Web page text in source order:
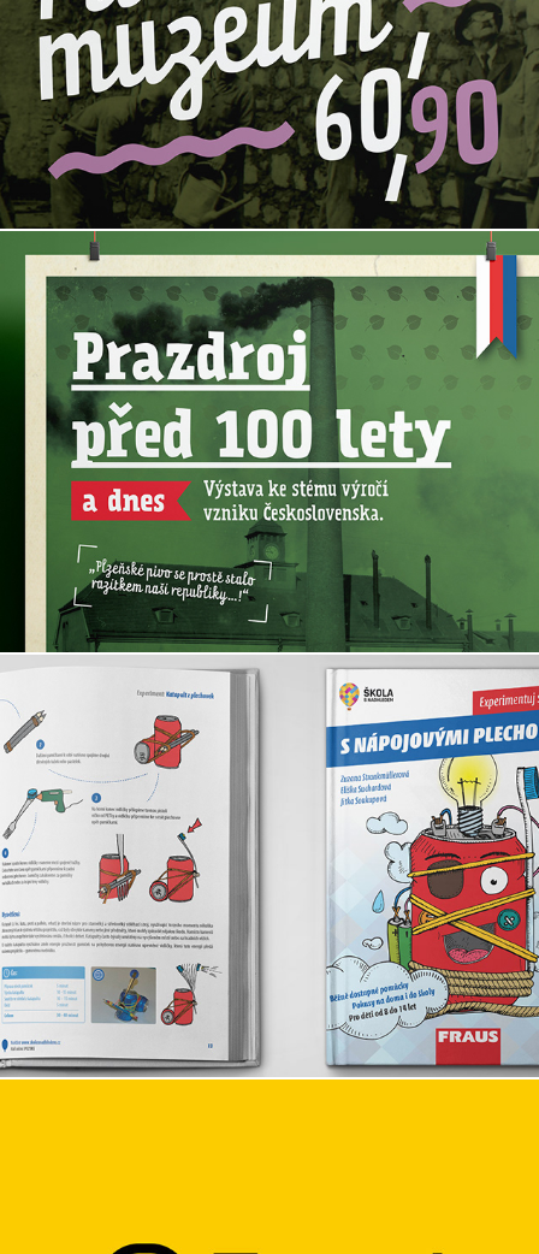
60. let Pivovarského muzea v Plzni
Prazdroj před 100 lety a dnes
Publikace FRAUS - Experimentuj s nápojovými